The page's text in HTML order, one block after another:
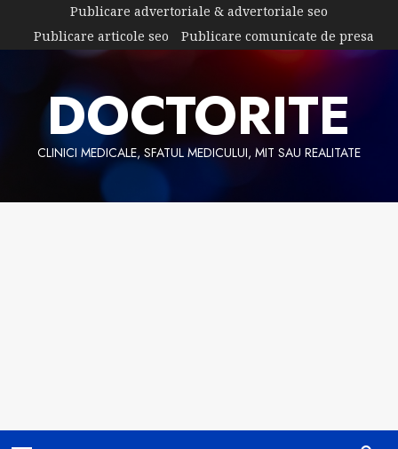
content
Publicare advertoriale & advertoriale seo
Publicare articole seo
Publicare comunicate de presa
DOCTORITE
CLINICI MEDICALE, SFATUL MEDICULUI, MIT SAU REALITATE